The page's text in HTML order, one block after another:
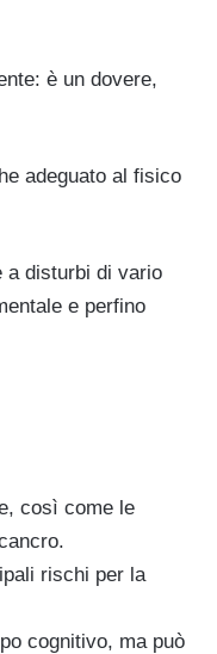
è un dovere,
adeguato al fisico
a disturbi di vario
e perfino
così come le
rischi per la
cognitivo, ma può